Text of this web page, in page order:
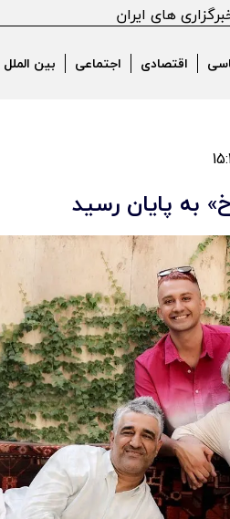
های ایران
اقتصادی اجتماعی بین الملل
به پایان رسید